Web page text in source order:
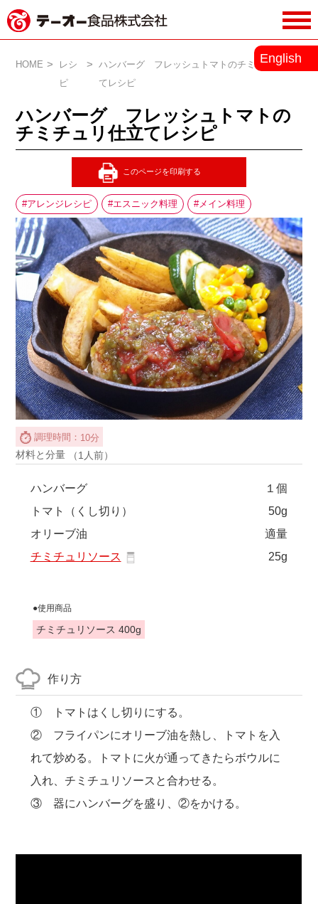
ー食品株式会社
English
HOME
レシ
ピ
ハンバーグ フレッシュトマトのチミチュリ仕立
てレシピ
ハンバーグ フレッシュトマトの
チミチュリ仕立てレシピ
アレンジレシピ エスニック料理 メイン料理
調理時間： 10分
材料と分量 （1人前）
ハンバーグ
１個
トマト（くし切り）
50g
オリーブ油
適量
チミチュリソース
25g
●使用商品
チミチュリソース 400g
作り方
① トマトはくし切りにする。
② フライパンにオリーブ油を熱し、トマトを入
れて炒める。トマトに火が通ってきたらボウルに
入れ、チミチュリソースと合わせる。
③ 器にハンバーグを盛り、②をかける。